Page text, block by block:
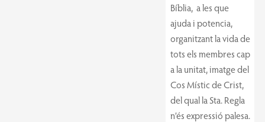
Bíblia, a les que
ajuda i potencia,
organitzant la vida de
tots els membres cap
a la unitat, imatge del
Cos Místic de Crist,
del qual la Sta. Regla
n’és expressió palesa.